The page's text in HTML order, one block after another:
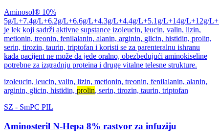
Aminosol® 10%
5g/L+7.4g/L+6.2g/L+6.6g/L+4.3g/L+4.4g/L+5.1g/L+14g/L+12g/
je lek koji sadrži aktivne supstance izoleucin, leucin, valin, lizin,
metionin, treonin, fenilalanin, alanin, arginin, glicin, histidin, prolin,
serin, tirozin, taurin, triptofan i koristi se za parenteralnu ishranu
kada pacijent ne može da jede oralno, obezbeđujući aminokiseline
potrebne za izgradnju proteina i druge vitalne telesne strukture.
izoleucin, leucin, valin, lizin, metionin, treonin, fenilalanin, alanin,
arginin, glicin, histidin, prolin, serin, tirozin, taurin, triptofan
SZ - SmPC PIL
Aminosteril N-Hepa 8% rastvor za infuziju